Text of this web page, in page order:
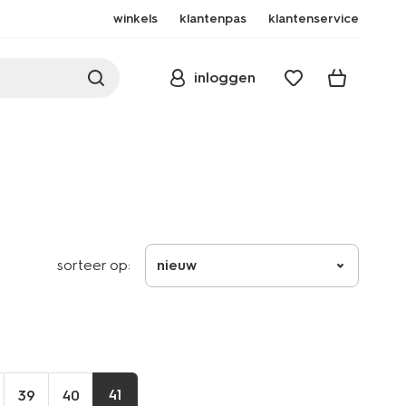
winkels klantenpas klantenservice
inloggen
sorteer op: nieuw
39 40 41